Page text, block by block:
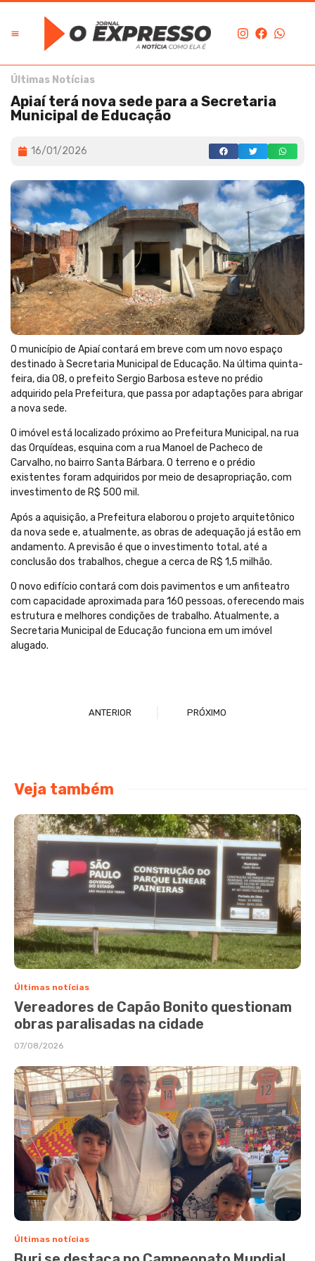
Últimas Notícias
Apiaí terá nova sede para a Secretaria
Municipal de Educação
16/01/2026
O município de Apiaí contará em breve com um novo espaço
destinado à Secretaria Municipal de Educação. Na última quinta-
feira, dia 08, o prefeito Sergio Barbosa esteve no prédio
adquirido pela Prefeitura, que passa por adaptações para abrigar
a nova sede.
O imóvel está localizado próximo ao Prefeitura Municipal, na rua
das Orquídeas, esquina com a rua Manoel de Pacheco de
Carvalho, no bairro Santa Bárbara. O terreno e o prédio
existentes foram adquiridos por meio de desapropriação, com
investimento de R$ 500 mil.
Após a aquisição, a Prefeitura elaborou o projeto arquitetônico
da nova sede e, atualmente, as obras de adequação já estão em
andamento. A previsão é que o investimento total, até a
conclusão dos trabalhos, chegue a cerca de R$ 1,5 milhão.
O novo edifício contará com dois pavimentos e um anfiteatro
com capacidade aproximada para 160 pessoas, oferecendo mais
estrutura e melhores condições de trabalho. Atualmente, a
Secretaria Municipal de Educação funciona em um imóvel
alugado.
ANTERIOR PRÓXIMO
Veja também
Últimas notícias
Vereadores de Capão Bonito questionam
obras paralisadas na cidade
07/08/2026
Últimas notícias